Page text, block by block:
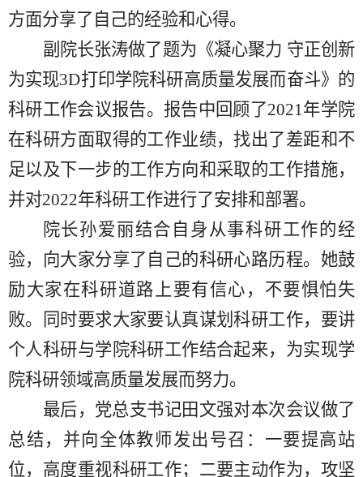
方面分享了自己的经验和心得。
副院长张涛做了题为《凝心聚力 守正创新
为实现3D打印学院科研高质量发展而奋斗》的
科研工作会议报告。报告中回顾了2021年学院
在科研方面取得的工作业绩，找出了差距和不
足以及下一步的工作方向和采取的工作措施，
并对2022年科研工作进行了安排和部署。
院长孙爱丽结合自身从事科研工作的经
验，向大家分享了自己的科研心路历程。她鼓
励大家在科研道路上要有信心，不要惧怕失
败。同时要求大家要认真谋划科研工作，要讲
个人科研与学院科研工作结合起来，为实现学
院科研领域高质量发展而努力。
最后，党总支书记田文强对本次会议做了
总结，并向全体教师发出号召：一要提高站
位，高度重视科研工作；二要主动作为，攻坚